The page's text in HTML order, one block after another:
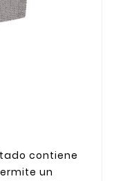
contiene
un